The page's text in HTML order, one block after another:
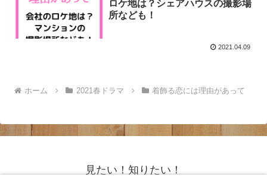
ロケ地は？シェアハウスの撮影場
所なども！
2021.04.09
ホーム 2021春ドラマ 着飾る恋には理由があって
見たい！知りたい！